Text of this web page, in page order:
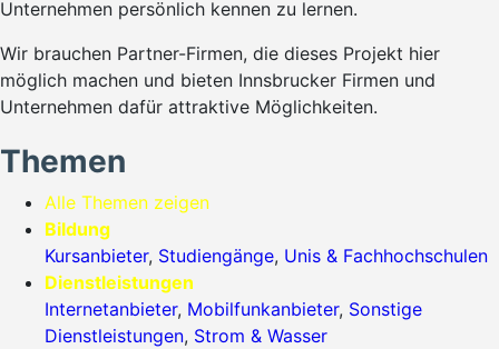
Unternehmen persönlich kennen zu lernen.
Wir brauchen Partner-Firmen, die dieses Projekt hier
möglich machen und bieten Innsbrucker Firmen und
Unternehmen dafür attraktive Möglichkeiten.
Themen
Alle Themen zeigen
Bildung
Kursanbieter, Studiengänge, Unis & Fachhochschulen
Dienstleistungen
Internetanbieter, Mobilfunkanbieter, Sonstige
Dienstleistungen, Strom & Wasser